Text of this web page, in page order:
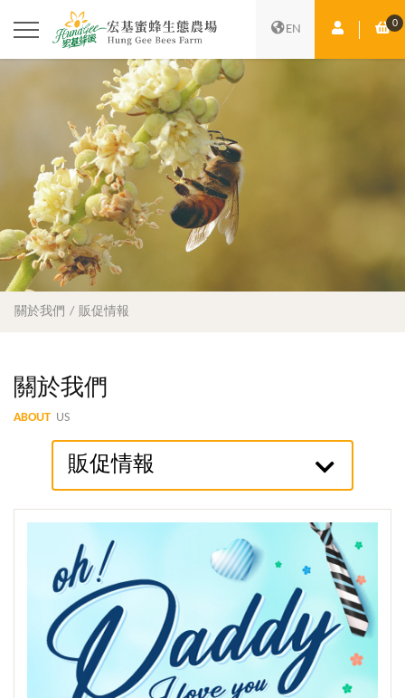
EN 會員中心0
購
關於我們 販促情報
關於我們
ABOUT US
販促情報
觀看更多